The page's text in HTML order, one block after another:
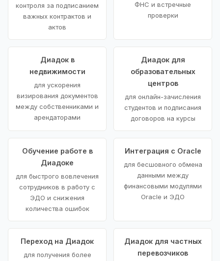
контроля за подписанием
важных контрактов и
актов
ФНС и встречные
проверки
Диадок в
недвижимости
для ускорения
визирования документов
между собственниками и
арендаторами
Диадок для
образовательных
центров
для онлайн-зачисления
студентов и подписания
договоров на курсы
Обучение работе в
Диадоке
для быстрого вовлечения
сотрудников в работу с
ЭДО и снижения
количества ошибок
Интеграция с Oracle
для бесшовного обмена
данными между
финансовыми модулями
Oracle и ЭДО
Переход на Диадок
для получения более
Диадок для частных
перевозчиков